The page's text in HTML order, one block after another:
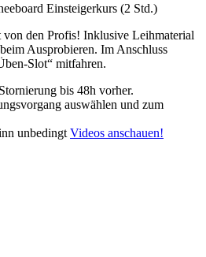
Einsteigerkurs (2 Std.)
den Profis! Inklusive Leihmaterial
Ausprobieren. Im Anschluss
Slot“ mitfahren.
bis 48h vorher.
auswählen und zum
unbedingt Videos anschauen!